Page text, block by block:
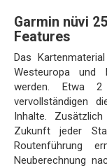
Garmin nüvi
Features
Das
Westeuropa und
werden. Etwa 2
vervollständigen
Inhalte.
Zukunft jeder
Routenführung
Neuberechnung